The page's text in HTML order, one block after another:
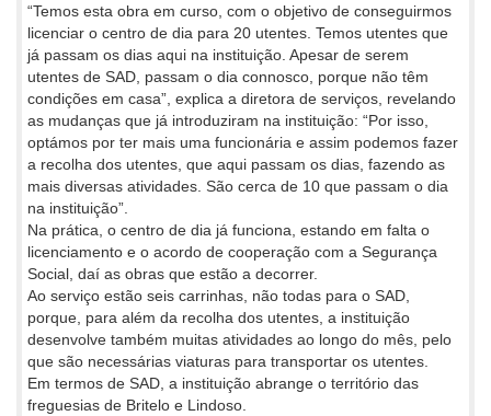
“Temos esta obra em curso, com o objetivo de conseguirmos
licenciar o centro de dia para 20 utentes. Temos utentes que
já passam os dias aqui na instituição. Apesar de serem
utentes de SAD, passam o dia connosco, porque não têm
condições em casa”, explica a diretora de serviços, revelando
as mudanças que já introduziram na instituição: “Por isso,
optámos por ter mais uma funcionária e assim podemos fazer
a recolha dos utentes, que aqui passam os dias, fazendo as
mais diversas atividades. São cerca de 10 que passam o dia
na instituição”.
Na prática, o centro de dia já funciona, estando em falta o
licenciamento e o acordo de cooperação com a Segurança
Social, daí as obras que estão a decorrer.
Ao serviço estão seis carrinhas, não todas para o SAD,
porque, para além da recolha dos utentes, a instituição
desenvolve também muitas atividades ao longo do mês, pelo
que são necessárias viaturas para transportar os utentes.
Em termos de SAD, a instituição abrange o território das
freguesias de Britelo e Lindoso.